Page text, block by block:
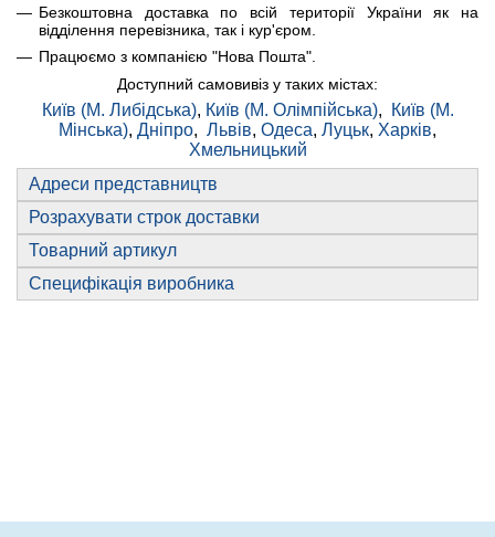
Безкоштовна доставка по всій території України як на
відділення перевізника, так і кур'єром.
Працюємо з компанією "Нова Пошта".
Доступний самовивіз у таких містах:
Київ (М. Либідська), Київ (М. Олімпійська),
Київ (М.
Мінська), Дніпро, Львів, Одеса, Луцьк, Харків,
Хмельницький
Адреси представництв
Розрахувати строк доставки
Товарний артикул
Специфікація виробника